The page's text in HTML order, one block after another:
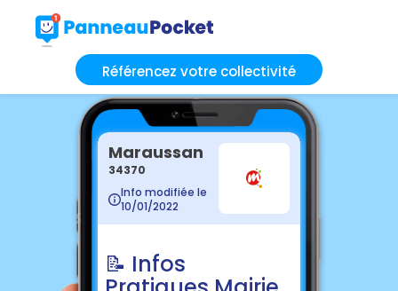
Référencez votre collectivité
Maraussan
34370
Info modifiée le
10/01/2022
📝 Infos